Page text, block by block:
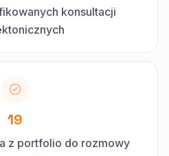
konsultacji
19
z portfolio do rozmowy